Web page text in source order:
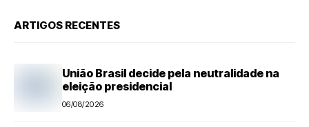
ARTIGOS RECENTES
União Brasil decide pela neutralidade na
eleição presidencial
06/08/2026